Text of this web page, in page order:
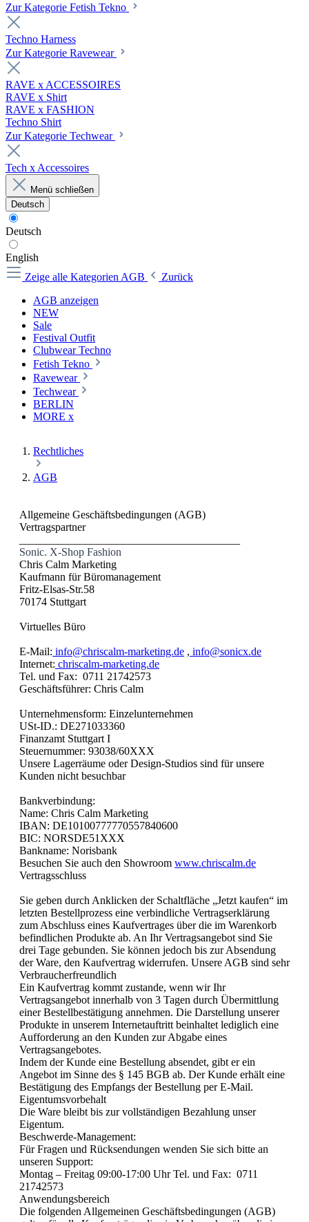
Zur Kategorie Fetish Tekno
Techno Harness
Zur Kategorie Ravewear
RAVE x ACCESSOIRES
RAVE x Shirt
RAVE x FASHION
Techno Shirt
Zur Kategorie Techwear
Tech x Accessoires
Menü schließen
Deutsch
Deutsch
English
Zeige alle Kategorien AGB
Zurück
AGB anzeigen
NEW
Sale
Festival Outfit
Clubwear Techno
Fetish Tekno
Ravewear
Techwear
BERLIN
MORE x
Rechtliches
AGB
Allgemeine Geschäftsbedingungen (AGB)
Vertragspartner
Sonic. X-Shop Fashion
Chris Calm Marketing
Kaufmann für Büromanagement
Fritz-Elsas-Str.58
70174 Stuttgart
Virtuelles Büro
E-Mail: info@chriscalm-marketing.de , info@sonicx.de
Internet: chriscalm-marketing.de
Tel. und Fax: 0711 21742573
Geschäftsführer: Chris Calm
Unternehmensform: Einzelunternehmen
USt-ID.: DE271033360
Finanzamt Stuttgart I
Steuernummer: 93038/60XXX
Unsere Lagerräume oder Design-Studios sind für unsere
Kunden nicht besuchbar
Bankverbindung:
Name: Chris Calm Marketing
IBAN: DE10100777770557840600
BIC: NORSDE51XXX
Bankname: Norisbank
Besuchen Sie auch den Showroom www.chriscalm.de
Vertragsschluss
Sie geben durch Anklicken der Schaltfläche „Jetzt kaufen“ im
letzten Bestellprozess eine verbindliche Vertragserklärung
zum Abschluss eines Kaufvertrages über die im Warenkorb
befindlichen Produkte ab. An Ihr Vertragsangebot sind Sie
drei Tage gebunden. Sie können jedoch bis zur Absendung
der Ware, den Kaufvertrag widerrufen. Unsere AGB sind sehr
Verbraucherfreundlich
Ein Kaufvertrag kommt zustande, wenn wir Ihr
Vertragsangebot innerhalb von 3 Tagen durch Übermittlung
einer Bestellbestätigung annehmen. Die Darstellung unserer
Produkte in unserem Internetauftritt beinhaltet lediglich eine
Aufforderung an den Kunden zur Abgabe eines
Vertragsangebotes.
Indem der Kunde eine Bestellung absendet, gibt er ein
Angebot im Sinne des § 145 BGB ab. Der Kunde erhält eine
Bestätigung des Empfangs der Bestellung per E-Mail.
Eigentumsvorbehalt
Die Ware bleibt bis zur vollständigen Bezahlung unser
Eigentum.
Beschwerde-Management:
Für Fragen und Rücksendungen wenden Sie sich bitte an
unseren Support:
Montag – Freitag 09:00-17:00 Uhr Tel. und Fax: 0711
21742573
Anwendungsbereich
Die folgenden Allgemeinen Geschäftsbedingungen (AGB)